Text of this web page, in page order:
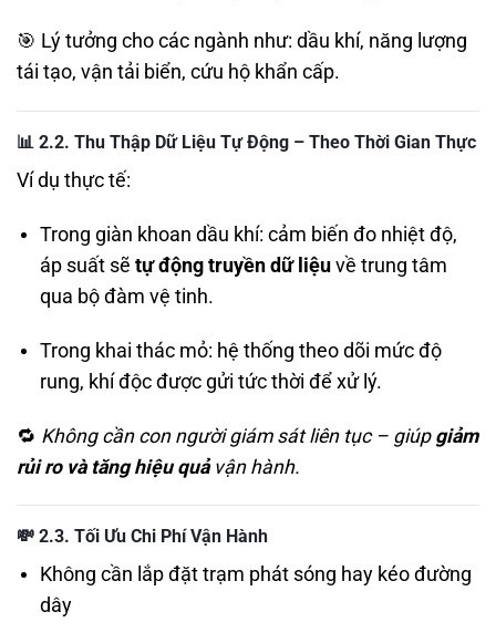
🎯 Lý tưởng cho các ngành như: dầu khí, năng lượng
tái tạo, vận tải biển, cứu hộ khẩn cấp.
📊 2.2. Thu Thập Dữ Liệu Tự Động – Theo Thời Gian Thực
Ví dụ thực tế:
Trong giàn khoan dầu khí: cảm biến đo nhiệt độ,
áp suất sẽ tự động truyền dữ liệuvề trung tâm
qua bộ đàm vệ tinh.
Trong khai thác mỏ: hệ thống theo dõi mức độ
rung, khí độc được gửi tức thời để xử lý.
🔁 Không cần con người giám sát liên tục – giúp giảm
rủi ro và tăng hiệu quảvận hành.
💸 2.3. Tối Ưu Chi Phí Vận Hành
Không cần lắp đặt trạm phát sóng hay kéo đường
dây